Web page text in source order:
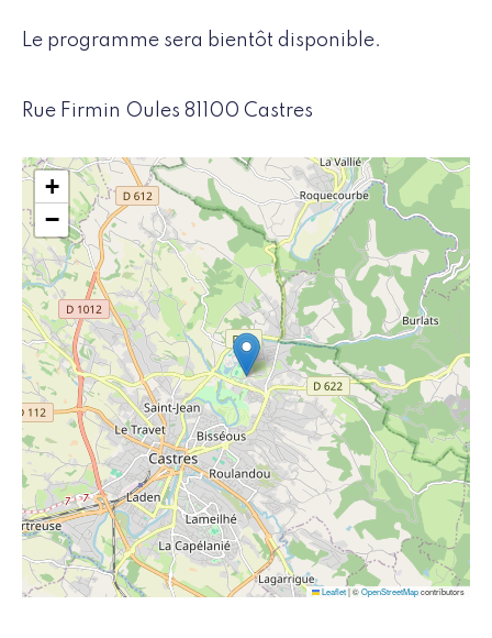
Le programme sera bientôt disponible.
Rue Firmin Oules 81100 Castres
+
−
Leaflet|©OpenStreetMapcontributors